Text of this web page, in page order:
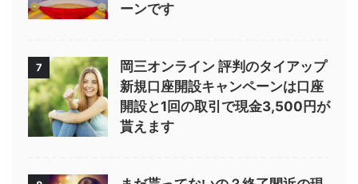
ーンです
7
岡三オンライン 評判のタイアップ
新規口座開設キャンペーンは口座
開設と1回の取引で現金3,500円が
貰えます